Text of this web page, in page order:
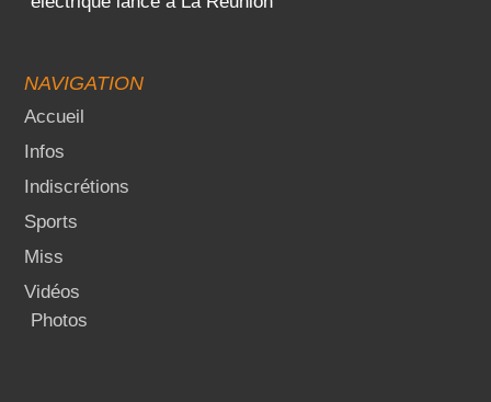
NAVIGATION
Accueil
Infos
Indiscrétions
Sports
Miss
Vidéos
Photos